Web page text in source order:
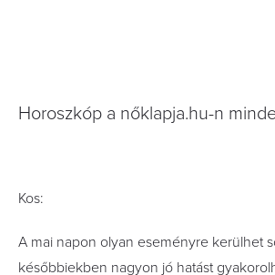
Horoszkóp a nőklapja.hu-n
Kos:
A mai napon olyan eseményre kerülhet
későbbiekben nagyon jó hatást